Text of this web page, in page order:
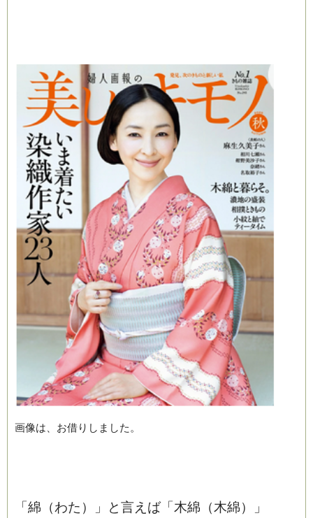
画像は、お借りしました。
「綿（わた）」と言えば「木綿（木綿）」